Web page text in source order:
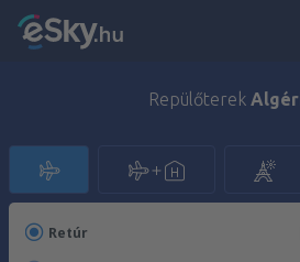
Repülőterek
Retúr